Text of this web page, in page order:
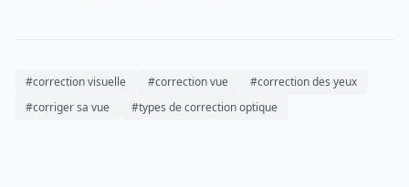
#correction visuelle #correction vue
#correction des yeux
#corriger sa vue
#types de correction optique